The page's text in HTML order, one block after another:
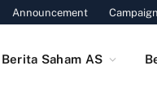
Announcement Campaign
Berita Saham AS